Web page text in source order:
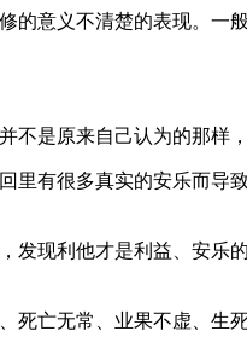
意义不清楚的表现。一
原来自己认为的那样
很多真实的安乐而导
利他才是利益、安乐
无常、业果不虚、生